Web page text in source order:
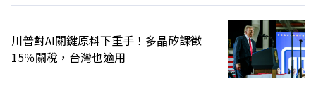
川普對AI關鍵原料下重手！多晶矽課徵
15％關稅，台灣也適用